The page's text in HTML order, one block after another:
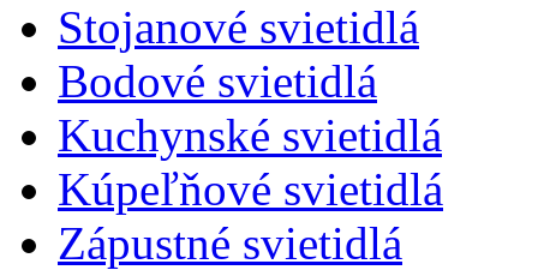
Stojanové svietidlá
Bodové svietidlá
Kuchynské svietidlá
Kúpeľňové svietidlá
Zápustné svietidlá